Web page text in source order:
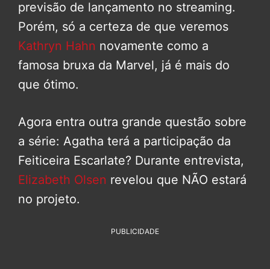
previsão de lançamento no streaming.
Porém, só a certeza de que veremos
Kathryn Hahn novamente como a
famosa bruxa da Marvel, já é mais do
que ótimo.
Agora entra outra grande questão sobre
a série: Agatha terá a participação da
Feiticeira Escarlate? Durante entrevista,
Elizabeth Olsen revelou que NÃO estará
no projeto.
PUBLICIDADE